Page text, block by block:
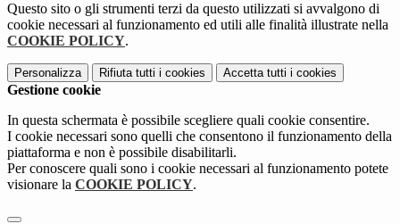
Questo sito o gli strumenti terzi da questo utilizzati si avvalgono di
cookie necessari al funzionamento ed utili alle finalità illustrate nella
COOKIE POLICY.
Personalizza Rifiuta tutti i cookies Accetta tutti i cookies
Gestione cookie
In questa schermata è possibile scegliere quali cookie consentire.
I cookie necessari sono quelli che consentono il funzionamento della
piattaforma e non è possibile disabilitarli.
Per conoscere quali sono i cookie necessari al funzionamento potete
visionare la COOKIE POLICY.